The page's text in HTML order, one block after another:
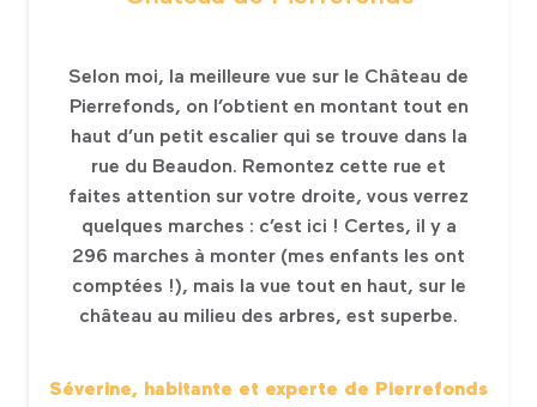
Selon moi, la meilleure vue sur le Château de
Pierrefonds, on l’obtient en montant tout en
haut d’un petit escalier qui se trouve dans la
rue du Beaudon. Remontez cette rue et
faites attention sur votre droite, vous verrez
quelques marches : c’est ici ! Certes, il y a
296 marches à monter (mes enfants les ont
comptées !), mais la vue tout en haut, sur le
château au milieu des arbres, est superbe.
Séverine, habitante et experte de Pierrefonds